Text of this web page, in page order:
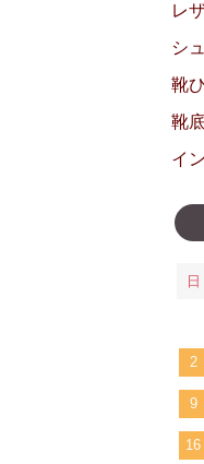
レ
シ
靴
靴
イ
日
2
9
16